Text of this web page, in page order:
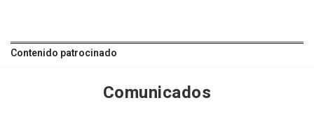
Contenido patrocinado
Comunicados